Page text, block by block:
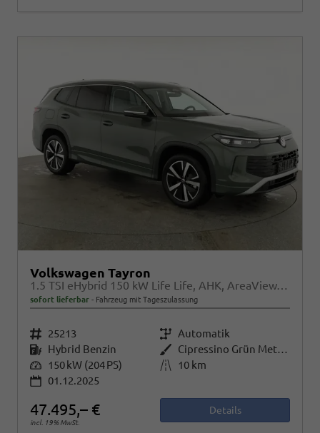
Volkswagen Tayron
1.5 TSI eHybrid 150 kW Life Life, AHK, AreaView, Side, Navi, Winter, 5-J. Garantie
sofort lieferbar Fahrzeug mit Tageszulassung
Fahrzeugnr. 25213 Getriebe Automatik
Kraftstoff Hybrid Benzin Außenfarbe
Cipressino Grün Metallic
Leistung 150 kW (204 PS) Kilometerstand
10 km
01.12.2025
47.495,– €
incl. 19% MwSt.
Details